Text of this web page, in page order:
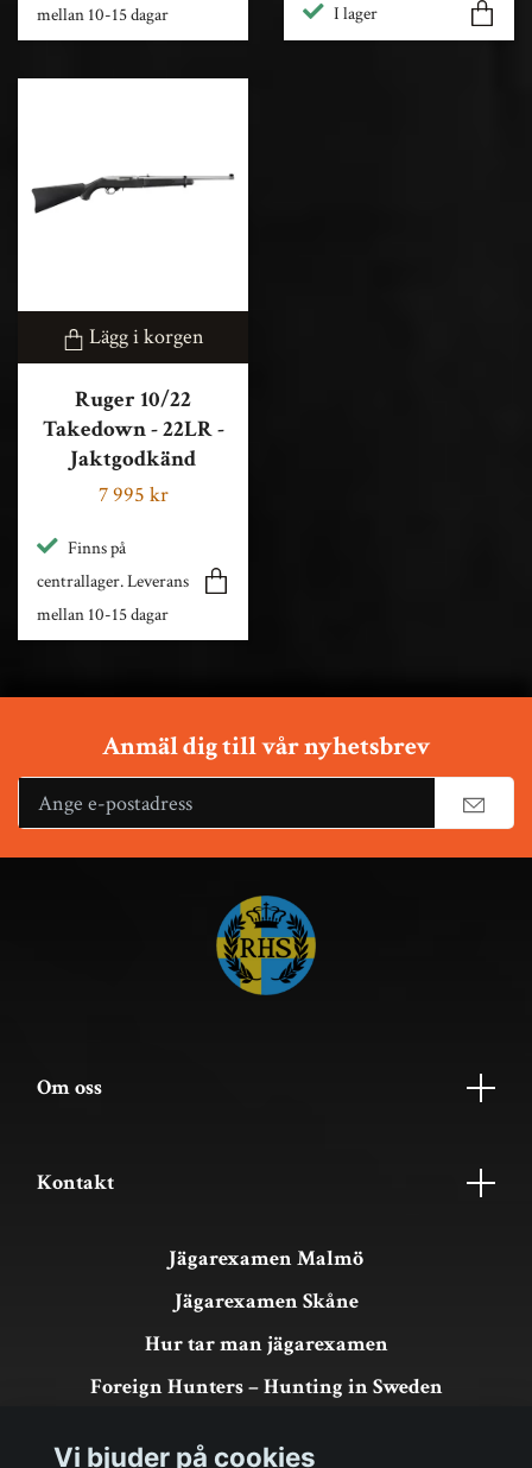
mellan 10-15 dagar
I lager
Lägg i korgen
Ruger 10/22
Takedown - 22LR -
Jaktgodkänd
7 995 kr
Finns på
centrallager. Leverans
mellan 10-15 dagar
Anmäl dig till vår nyhetsbrev
Om oss
Kontakt
Jägarexamen Malmö
Jägarexamen Skåne
Hur tar man jägarexamen
Foreign Hunters – Hunting in Sweden
Vi bjuder på cookies